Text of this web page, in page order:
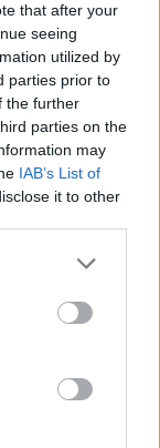
that after your
seeing
utilized by
parties prior to
the further
parties on the
may
IAB’s List of
it to other